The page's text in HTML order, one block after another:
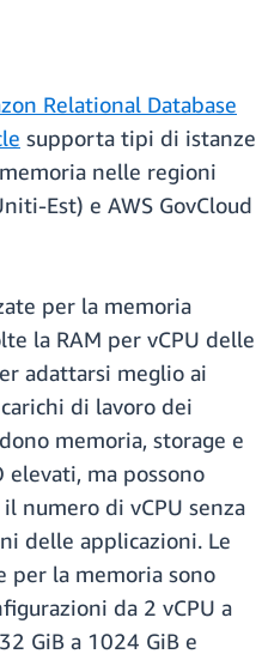
Relational Database
supporta tipi di istanze
nelle regioni
Est) e AWS GovCloud
per la memoria
la RAM per vCPU delle
adattarsi meglio ai
di lavoro dei
memoria, storage e
ma possono
numero di vCPU senza
delle applicazioni. Le
per la memoria sono
da 2 vCPU a
GiB a 1024 GiB e